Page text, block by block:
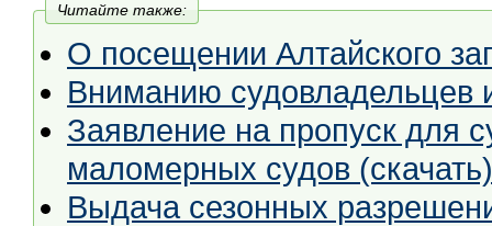
Читайте также:
О посещении Алтайского
Вниманию судовладельцев
Заявление на пропуск для
маломерных судов (скачать)
Выдача сезонных